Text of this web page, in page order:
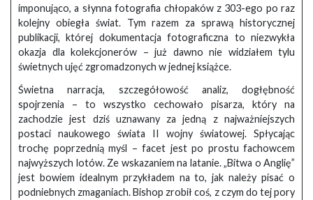
imponująco, a słynna fotografia chłopaków z 303-ego po raz
kolejny obiegła świat. Tym razem za sprawą historycznej
publikacji, której dokumentacja fotograficzna to niezwykła
okazja dla kolekcjonerów – już dawno nie widziałem tylu
świetnych ujęć zgromadzonych w jednej książce.
Świetna narracja, szczegółowość analiz, dogłębność
spojrzenia – to wszystko cechowało pisarza, który na
zachodzie jest dziś uznawany za jedną z najważniejszych
postaci naukowego świata II wojny światowej. Spłycając
trochę poprzednią myśl – facet jest po prostu fachowcem
najwyższych lotów. Ze wskazaniem na latanie. „Bitwa o Anglię”
jest bowiem idealnym przykładem na to, jak należy pisać o
podniebnych zmaganiach. Bishop zrobił coś, z czym do tej pory